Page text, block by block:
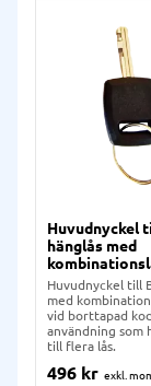
Huvudnyckel
hänglås med
Huvudnyckel till
med
vid borttapad
användning som
till flera lås.
496 kr